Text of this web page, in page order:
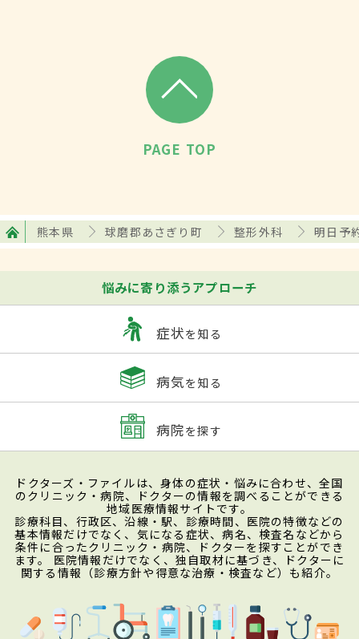
PAGE TOP
熊本県 球磨郡あさぎり町 整形外科 明日予
悩みに寄り添うアプローチ
症状を知る
病気を知る
病院を探す
ドクターズ・ファイルは、身体の症状・悩みに合わせ、全国
のクリニック・病院、ドクターの情報を調べることができる
地域医療情報サイトです。
診療科目、行政区、沿線・駅、診療時間、医院の特徴などの
基本情報だけでなく、気になる症状、病名、検査名などから
条件に合ったクリニック・病院、ドクターを探すことができ
ます。 医院情報だけでなく、独自取材に基づき、ドクターに
関する情報（診療方針や得意な治療・検査など）も紹介。